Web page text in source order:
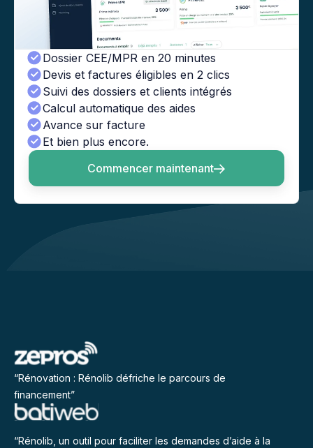
Dossier CEE/MPR en 20 minutes
Devis et factures éligibles en 2 clics
Suivi des dossiers et clients intégrés
Calcul automatique des aides
Avance sur facture
Et bien plus encore.
Commencer maintenant
“Rénovation : Rénolib défriche le parcours de
financement”
“Rénolib, un outil pour faciliter les demandes d’aide à la